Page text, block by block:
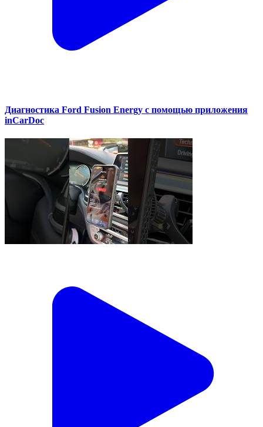
Диагностика Ford Fusion Energy с помощью приложения
inCarDoc